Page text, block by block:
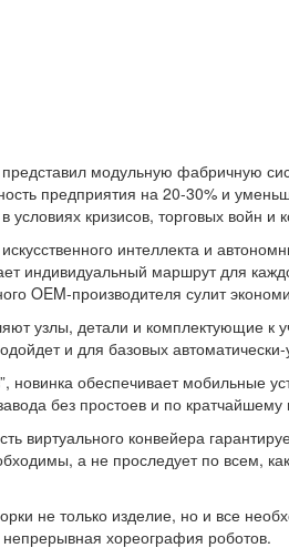
представил модульную фабричную
предприятия на 20-30% и
кризисов, торговых войн и
интеллекта и
индивидуальный маршрут для
OEM-производителя сулит
узлы, детали и комплектующие к
и для базовых
новинка обеспечивает мобильные
без простоев и по
виртуального конвейера
а не проследует по всем,
не только изделие, но и все
хореография роботов.